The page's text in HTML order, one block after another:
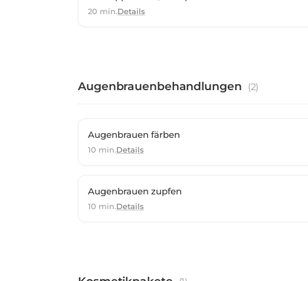
20 min.Details
Augenbrauenbehandlungen (2)
Augenbrauen färben
10 min.Details
Augenbrauen zupfen
10 min.Details